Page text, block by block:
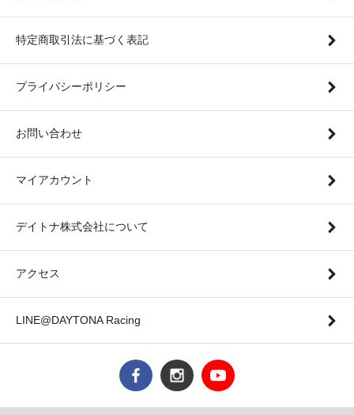
特定商取引法に基づく表記
プライバシーポリシー
お問い合わせ
マイアカウント
デイトナ株式会社について
アクセス
LINE@DAYTONA Racing